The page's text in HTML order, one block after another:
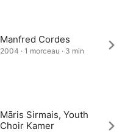
Manfred Cordes
2004 · 1 morceau · 3 min
Māris Sirmais, Youth
Choir Kamer